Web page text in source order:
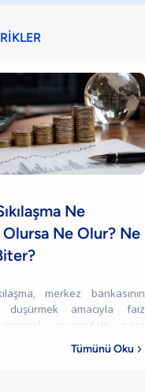
Ne
Ne Olur? Ne
merkez bankasının
düşürmek amacıyla faiz
artırarak piyasadaki para
sonucunda kredi çekmek
Tümünü Oku 